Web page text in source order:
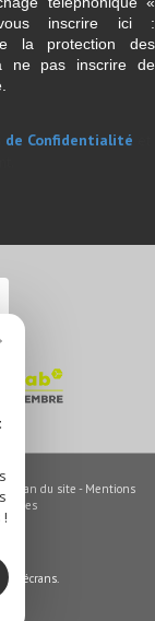
inscrire ici :
la protection des
ne pas inscrire de
de Confidentialité
- Plan du site - Mentions
d'écrans.